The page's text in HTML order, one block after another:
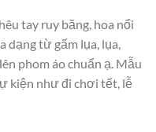
tay ruy băng, hoa nổi
dạng từ gấm lụa, lụa,
phom áo chuẩn ạ. Mẫu
kiện như đi chơi tết, lễ